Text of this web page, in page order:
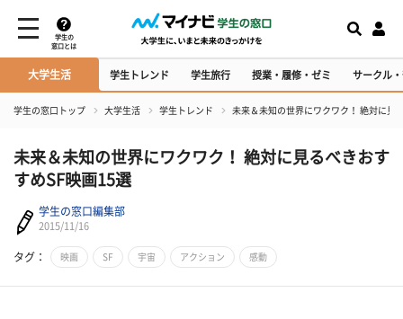
学生の
窓口とは
大学生活 学生トレンド 学生旅行 授業・履修・ゼミ サークル
学生の窓口トップ 大学生活 学生トレンド 未来＆未知の世界にワクワク！ 絶対に見
未来＆未知の世界にワクワク！ 絶対に見るべきおす
すめSF映画15選
学生の窓口編集部
2015/11/16
タグ： 映画 SF 宇宙 アクション 感動